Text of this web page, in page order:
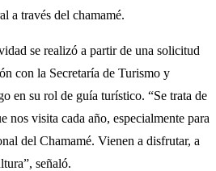
a través del chamamé.
se realizó a partir de una solicitud
con la Secretaría de Turismo y
en su rol de guía turístico. “Se trata de
nos visita cada año, especialmente para
del Chamamé. Vienen a disfrutar, a
señaló.